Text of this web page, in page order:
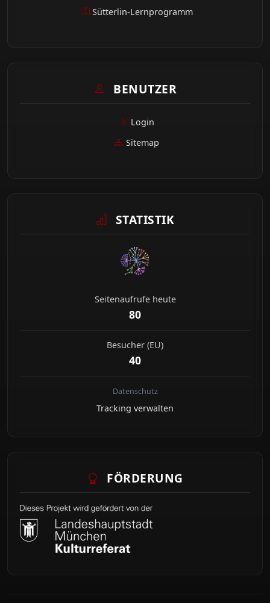
Sütterlin-Lernprogramm
BENUTZER
Login
Sitemap
STATISTIK
Seitenaufrufe heute
80
Besucher (EU)
40
Datenschutz
Tracking verwalten
FÖRDERUNG